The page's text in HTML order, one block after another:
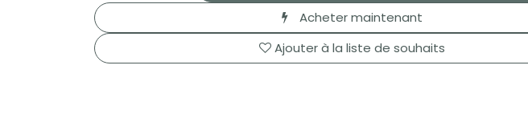
Acheter maintenant
Ajouter à la liste de souhaits